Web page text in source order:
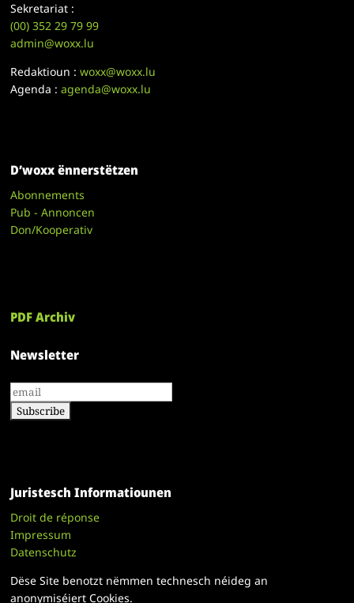
Sekretariat :
(00)352 29 79 99
admin@woxx.lu
Redaktioun :woxx@woxx.lu
Agenda :agenda@woxx.lu
D’woxx ënnerstëtzen
Abonnements
Pub - Annoncen
Don/Kooperativ
PDF Archiv
Newsletter
Juristesch Informatiounen
Droit de réponse
Impressum
Datenschutz
Dëse Site benotzt nëmmen technesch néideg an
anonymiséiert Cookies.